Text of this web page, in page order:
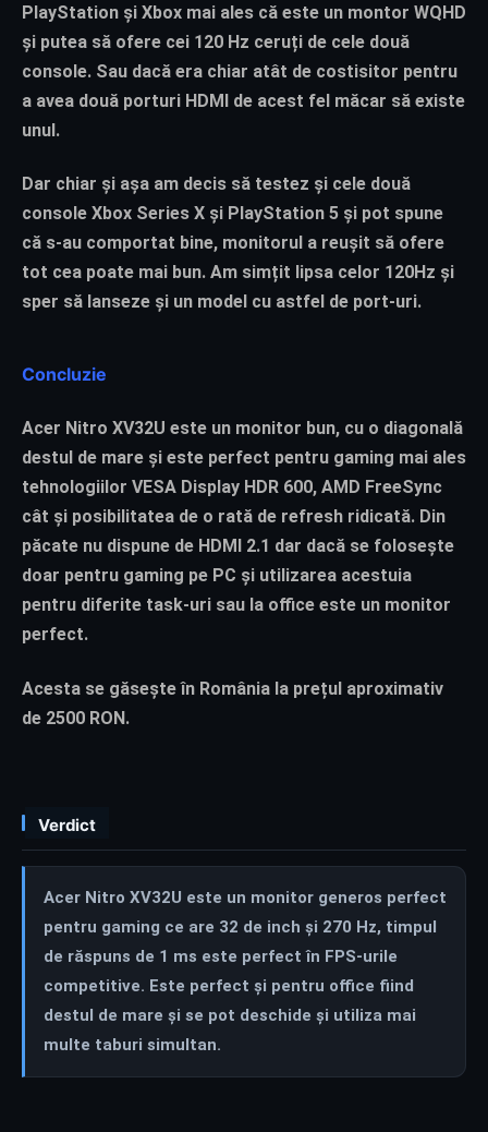
Verdict
Acer Nitro XV32U este un monitor generos perfect
pentru gaming ce are 32 de inch și 270 Hz, timpul
de răspuns de 1 ms este perfect în FPS-urile
competitive. Este perfect și pentru office fiind
destul de mare și se pot deschide și utiliza mai
multe taburi simultan.
PlayStation și Xbox mai ales că este un montor WQHD
și putea să ofere cei 120 Hz ceruți de cele două
console. Sau dacă era chiar atât de costisitor pentru
a avea două porturi HDMI de acest fel măcar să existe
unul.
Dar chiar și așa am decis să testez și cele două
console Xbox Series X și PlayStation 5 și pot spune
că s-au comportat bine, monitorul a reușit să ofere
tot cea poate mai bun. Am simțit lipsa celor 120Hz și
sper să lanseze și un model cu astfel de port-uri.
Concluzie
Acer Nitro XV32U este un monitor bun, cu o diagonală
destul de mare și este perfect pentru gaming mai ales
tehnologiilor VESA Display HDR 600, AMD FreeSync
cât și posibilitatea de o rată de refresh ridicată. Din
păcate nu dispune de HDMI 2.1 dar dacă se folosește
doar pentru gaming pe PC și utilizarea acestuia
pentru diferite task-uri sau la office este un monitor
perfect.
Acesta se găsește în România la prețul aproximativ
de 2500 RON.